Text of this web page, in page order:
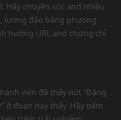
Hãy chuyên sóc and nhiều
lường đảo bằng phương
hưởng URL and chứng chỉ
viên đã thấy nút “Đăng
ở đoạn hay thấy. Hãy bấm